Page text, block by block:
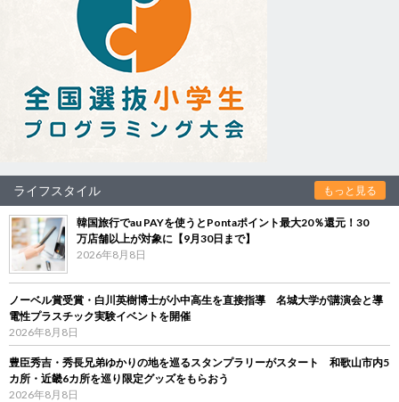
ライフスタイル もっと見る
韓国旅行でau PAYを使うとPontaポイント最大20％還元！30
万店舗以上が対象に【9月30日まで】
2026年8月8日
ノーベル賞受賞・白川英樹博士が小中高生を直接指導 名城大学が講演会と導
電性プラスチック実験イベントを開催
2026年8月8日
豊臣秀吉・秀長兄弟ゆかりの地を巡るスタンプラリーがスタート 和歌山市内5
カ所・近畿6カ所を巡り限定グッズをもらおう
2026年8月8日